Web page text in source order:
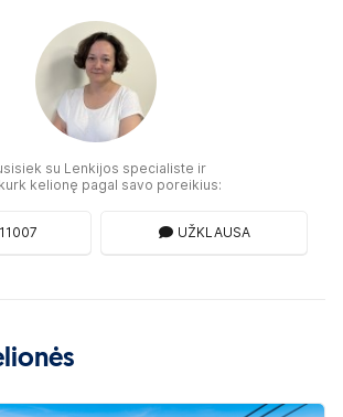
su Lenkijos specialiste ir
kelionę pagal savo poreikius:
UŽKLAUSA